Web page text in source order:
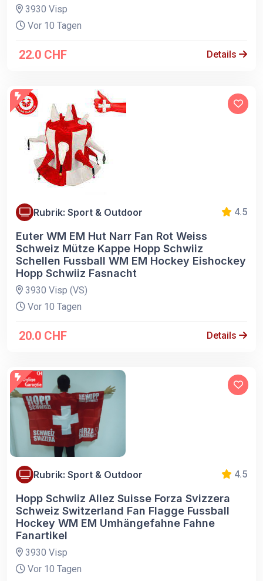
3930 Visp
Vor 10 Tagen
22.0 CHF Details
Rubrik: Sport & Outdoor 4.5
Euter WM EM Hut Narr Fan Rot Weiss
Schweiz Mütze Kappe Hopp Schwiiz
Schellen Fussball WM EM Hockey Eishockey
Hopp Schwiiz Fasnacht
3930 Visp (VS)
Vor 10 Tagen
20.0 CHF Details
Rubrik: Sport & Outdoor 4.5
Hopp Schwiiz Allez Suisse Forza Svizzera
Schweiz Switzerland Fan Flagge Fussball
Hockey WM EM Umhängefahne Fahne
Fanartikel
3930 Visp
Vor 10 Tagen